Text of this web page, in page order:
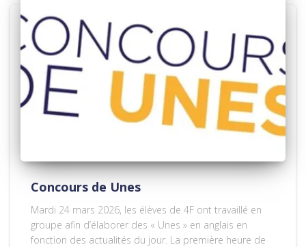
Concours de Unes
Mardi 24 mars 2026, les élèves de 4F ont travaillé en
groupe afin d’élaborer des « Unes » en anglais en
fonction des actualités du jour. La première heure de